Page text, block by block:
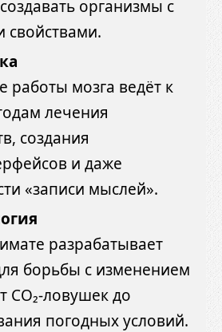
организмы с
свойствами.
работы мозга ведёт к
лечения
создания
и даже
«записи мыслей».
разрабатывает
борьбы с изменением
CO₂-ловушек до
погодных условий.